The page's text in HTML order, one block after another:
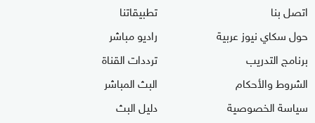
اتصل بنا
حول سكاي نيوز عربية
برنامج التدريب
الشروط والأحكام
سياسة الخصوصية
تطبيقاتنا
راديو مباشر
ترددات القناة
البث المباشر
دليل البث